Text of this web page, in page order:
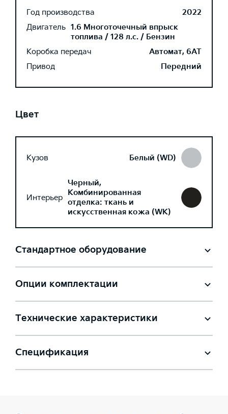
Год производства
2022
Двигатель 1.6 Многоточечный впрыск
топлива / 128 л.с. / Бензин
Коробка передач
Автомат, 6AT
Привод
Передний
Цвет
Кузов Белый (WD)
Интерьер
Черный,
Комбинированная
отделка: ткань и
искусственная кожа (WK)
Стандартное оборудование
Опции комплектации
Технические характеристики
Спецификация